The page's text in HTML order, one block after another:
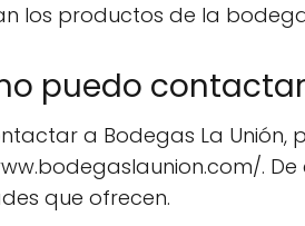
los productos de la
puedo
a Bodegas La Unión,
.
que ofrecen.